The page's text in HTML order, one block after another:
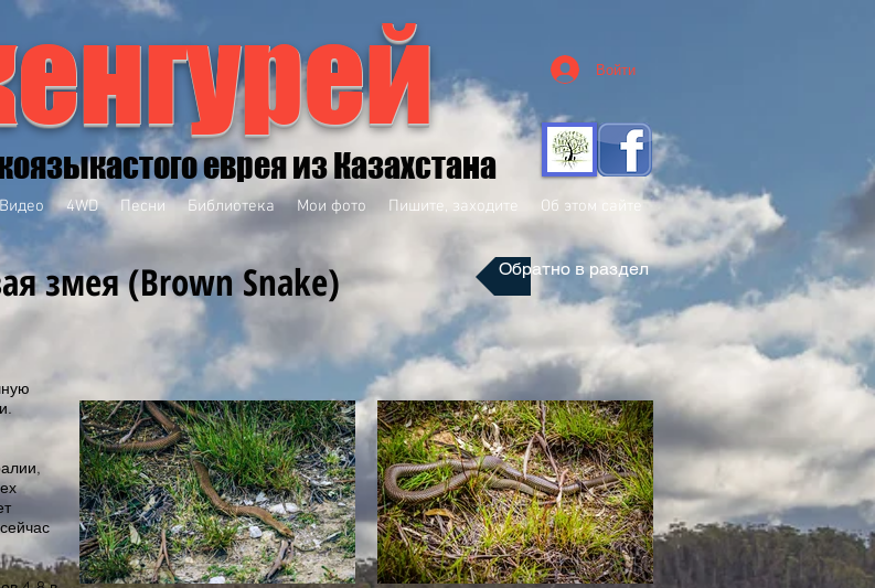
еврея из Казахстана
Войти
Видео 4WD Песни Библиотека Мои фото Пишите, заходите Об этом сайте
змея (Brown Snake) Обратно в раздел